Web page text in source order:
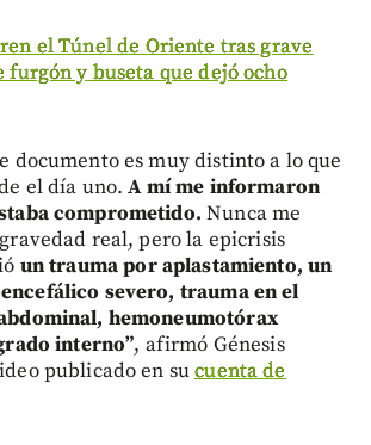
el Túnel de Oriente tras grave
furgón y buseta que dejó ocho
documento es muy distinto a lo que
el día uno.A mí me informaron
comprometido. Nunca me
real, pero la epicrisis
un trauma por aplastamiento, un
severo, trauma en el
hemoneumotórax
interno”, afirmó Génesis
publicado en sucuenta de